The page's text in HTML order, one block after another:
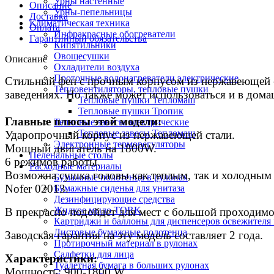
Урны-пепельницы
Климатическая техника
Инфракрасные обогреватели
Кипятильники
Овощесушки
Охладители воздуха
Проточные водонагреватели электрические
Тепловентиляторы, тепловые пушки
Тепловые пушки Тепломаш
Тепловые пушки Тропик
Тепловые завесы электрические
Тепловые завесы Тепломаш
Электронные терморегуляторы
Пеленальные столы
Расходные материалы
Бумажные полотенца в рулонах
Бумажные сиденья для унитаза
Дезинфицирующие средства
Жидкое мыло TORK
Картриджи и баллоны для диспенсеров освежителя
Листовые бумажные полотенца
Протирочный материал в рулонах
Салфетки для лица
Туалетная бумага в больших рулонах
Описание
Доставка
Оплата
Гарантийный обязательства
Описание
Стильный фен с прочным корпусом из нержавеющей
заведениях. Но также может использоваться и в
Главные плюсы этой модели:
Ударопрочный корпус из нержавеющей стали.
Мощный двигатель на 1800W.
6 режимов работы.
Возможна сушка головы как теплым, так и холодным
Nofer 02013.
B прекрасно подойдет для мест с большой
Заводская гарантия на эту модель составляет 2 года.
Характеристики: